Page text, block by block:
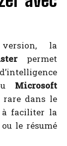
la
permet
Microsoft
rare dans le
à faciliter la
le résumé